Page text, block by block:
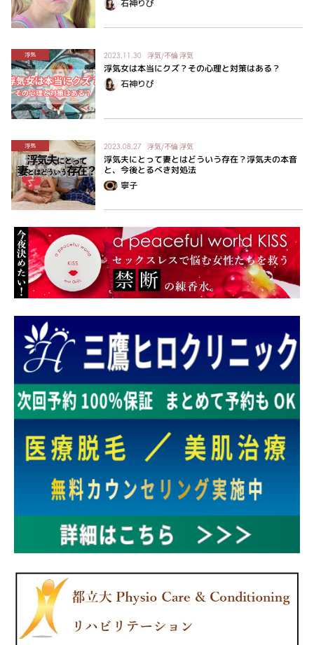
石神りぴ
浮気 2023.11.30 浮気/不倫浮気
浮気女は本当にクズ？その心理と対策はある？
石神りぴ
浮気 2023.08.27 浮気/不倫浮気
浮気夫にとって妻とはどういう存在？浮気夫の本音
と、今後とるべき対処法
寧子